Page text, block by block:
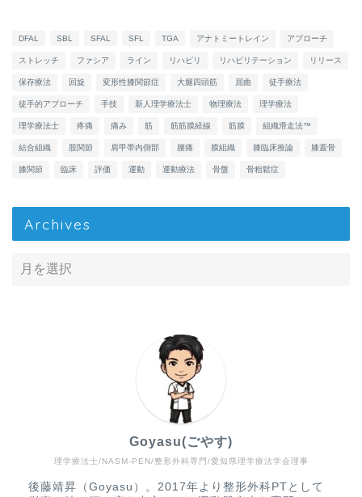
DFAL SBL SFAL SFL TGA アナトミートレイン アプローチ
ストレッチ ファシア ライン リハビリ リハビリテーション リリース
保存療法 回旋 変形性膝関節症 大腿四頭筋 屈曲 徒手療法
徒手的アプローチ 手技 新人理学療法士 物理療法 理学療法
理学療法士 疼痛 痛み 筋 筋筋膜経線 筋膜 組織滑走法™
結合組織 股関節 肩甲帯内側部 腰痛 膜組織 膝臨床推論 膝蓋骨
膝関節 臨床 評価 運動 運動療法 骨盤 骨粗鬆症
Archives
理学療法士/NASM-PEN/整形外科専門/愛知県理学療法学会理事
Goyasu(ごやす)
後藤靖昇（Goyasu）。2017年より整形外科PTとして